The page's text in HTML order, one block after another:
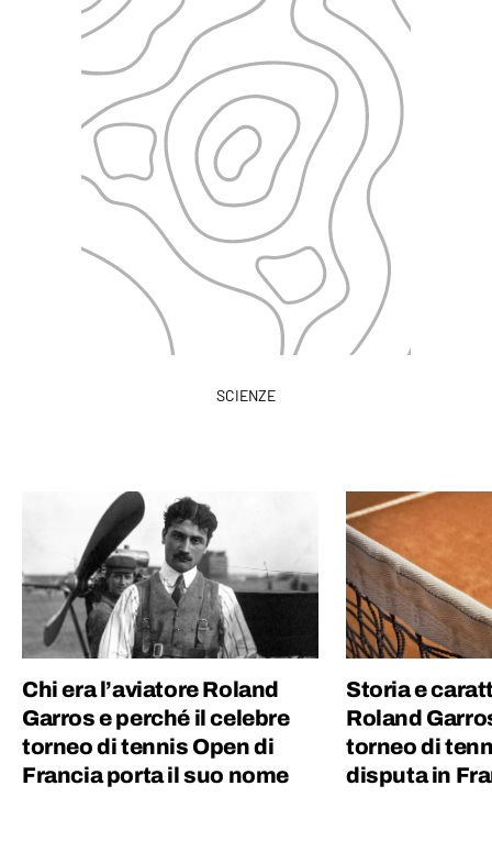
SCIENZE
Chi era l’aviatore Roland
Garros e perché il celebre
torneo di tennis Open di
Francia porta il suo nome
Storia e
Roland
torneo di
disputa in